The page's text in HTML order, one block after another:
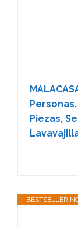
Piezas,
BESTSELLER